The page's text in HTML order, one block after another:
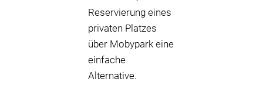
Reservierung eines
privaten Platzes
über Mobypark eine
einfache
Alternative.